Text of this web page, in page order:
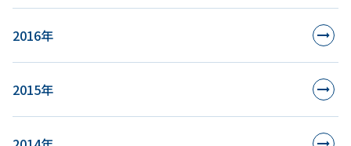
2016年
2015年